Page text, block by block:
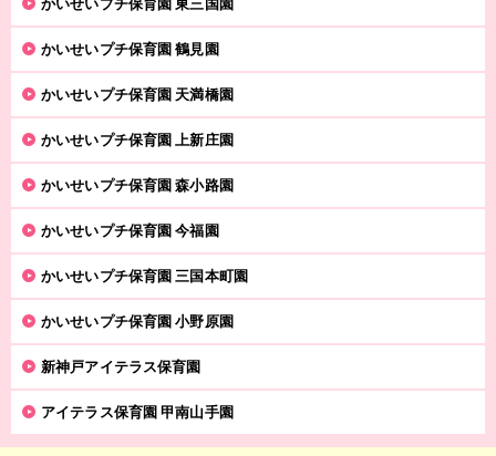
かいせいプチ保育園 鶴見園
かいせいプチ保育園 天満橋園
かいせいプチ保育園 上新庄園
かいせいプチ保育園 森小路園
かいせいプチ保育園 今福園
かいせいプチ保育園 三国本町園
かいせいプチ保育園 小野原園
新神戸アイテラス保育園
アイテラス保育園 甲南山手園